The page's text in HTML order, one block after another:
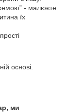
- малюєте
їх
основі.
ми